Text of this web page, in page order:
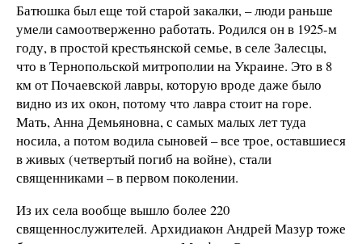
Батюшка был еще той старой закалки, – люди раньше
умели самоотверженно работать. Родился он в 1925-м
году, в простой крестьянской семье, в селе Залесцы,
что в Тернопольской митрополии на Украине. Это в 8
км от Почаевской лавры, которую вроде даже было
видно из их окон, потому что лавра стоит на горе.
Мать, Анна Демьяновна, с самых малых лет туда
носила, а потом водила сыновей – все трое, оставшиеся
в живых (четвертый погиб на войне), стали
священниками – в первом поколении.
Из их села вообще вышло более 220
священнослужителей. Архидиакон Андрей Мазур тоже